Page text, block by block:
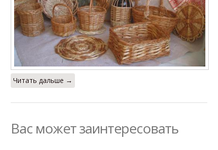
Читать дальше →
Вас может заинтересовать